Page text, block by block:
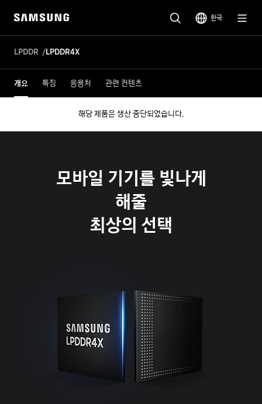
한국
LPDDR LPDDR4X
개요 특징 응용처 관련 컨텐츠
해당 제품은 생산 중단되었습니다.
모바일 기기를 빛나게
해줄
최상의 선택